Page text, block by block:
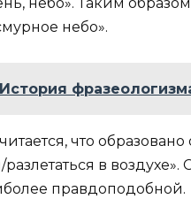
небо».
История
что
в
правдоподобной.